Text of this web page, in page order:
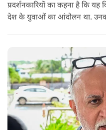
प्रदर्शनकारियों का कहना है कि
देश के युवाओं का आंदोलन था.